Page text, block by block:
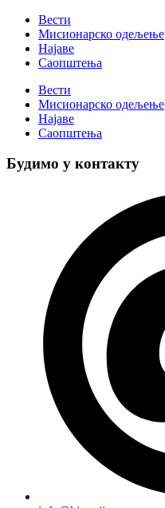
Вести
Мисионарско одељење
Најаве
Саопштења
Вести
Мисионарско одељење
Најаве
Саопштења
Будимо у контакту